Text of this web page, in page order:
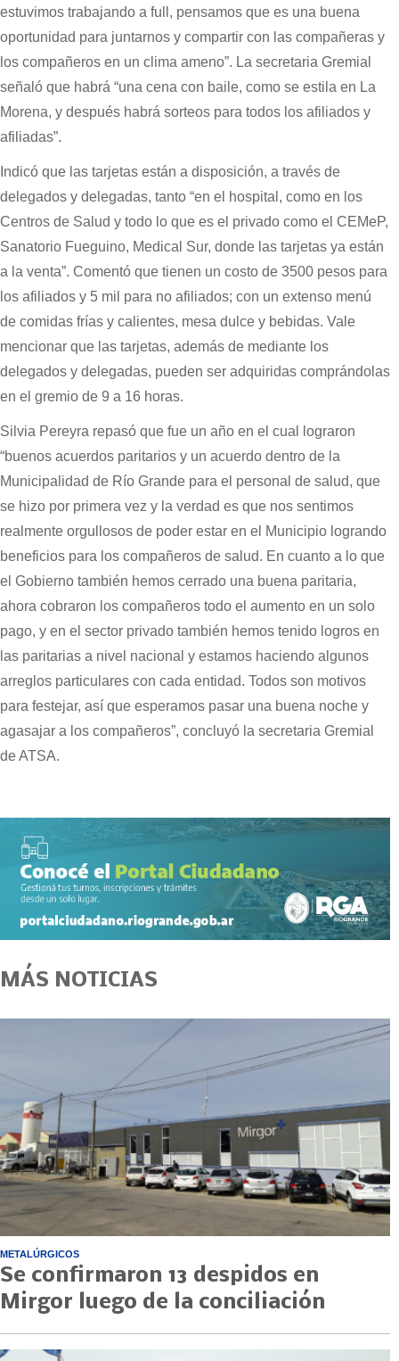
estuvimos trabajando a full, pensamos que es una buena
oportunidad para juntarnos y compartir con las compañeras y
los compañeros en un clima ameno”. La secretaria Gremial
señaló que habrá “una cena con baile, como se estila en La
Morena, y después habrá sorteos para todos los afiliados y
afiliadas”.
Indicó que las tarjetas están a disposición, a través de
delegados y delegadas, tanto “en el hospital, como en los
Centros de Salud y todo lo que es el privado como el CEMeP,
Sanatorio Fueguino, Medical Sur, donde las tarjetas ya están
a la venta”. Comentó que tienen un costo de 3500 pesos para
los afiliados y 5 mil para no afiliados; con un extenso menú
de comidas frías y calientes, mesa dulce y bebidas. Vale
mencionar que las tarjetas, además de mediante los
delegados y delegadas, pueden ser adquiridas comprándolas
en el gremio de 9 a 16 horas.
Silvia Pereyra repasó que fue un año en el cual lograron
“buenos acuerdos paritarios y un acuerdo dentro de la
Municipalidad de Río Grande para el personal de salud, que
se hizo por primera vez y la verdad es que nos sentimos
realmente orgullosos de poder estar en el Municipio logrando
beneficios para los compañeros de salud. En cuanto a lo que
el Gobierno también hemos cerrado una buena paritaria,
ahora cobraron los compañeros todo el aumento en un solo
pago, y en el sector privado también hemos tenido logros en
las paritarias a nivel nacional y estamos haciendo algunos
arreglos particulares con cada entidad. Todos son motivos
para festejar, así que esperamos pasar una buena noche y
agasajar a los compañeros”, concluyó la secretaria Gremial
de ATSA.
MÁS NOTICIAS
METALÚRGICOS
Se confirmaron 13 despidos en
Mirgor luego de la conciliación